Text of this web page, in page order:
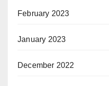
February 2023
January 2023
December 2022